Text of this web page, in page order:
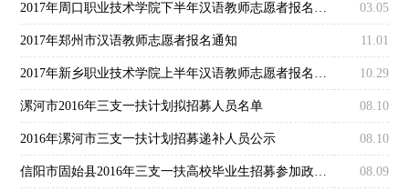
2017年周口职业技术学院下半年汉语教师志愿者报名通知 03.05
2017年郑州市汉语教师志愿者报名通知 11.01
2017年新乡职业技术学院上半年汉语教师志愿者报名通知 10.29
漯河市2016年三支一扶计划拟招募人员名单 08.10
2016年漯河市三支一扶计划招募递补人员公示 08.10
信阳市固始县2016年三支一扶高校毕业生招募参加政审人员公告 08.09